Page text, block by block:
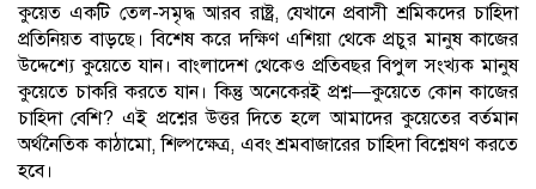
কুয়েত একটি তেল-সমৃদ্ধ আরব রাষ্ট্র, যেখানে প্রবাসী শ্রমিকদের চাহিদা
প্রতিনিয়ত বাড়ছে। বিশেষ করে দক্ষিণ এশিয়া থেকে প্রচুর মানুষ কাজের
উদ্দেশ্যে কুয়েতে যান। বাংলাদেশ থেকেও প্রতিবছর বিপুল সংখ্যক মানুষ
কুয়েতে চাকরি করতে যান। কিন্তু অনেকেরই প্রশ্ন—কুয়েতে কোন কাজের
চাহিদা বেশি? এই প্রশ্নের উত্তর দিতে হলে আমাদের কুয়েতের বর্তমান
অর্থনৈতিক কাঠামো, শিল্পক্ষেত্র, এবং শ্রমবাজারের চাহিদা বিশ্লেষণ করতে
হবে।